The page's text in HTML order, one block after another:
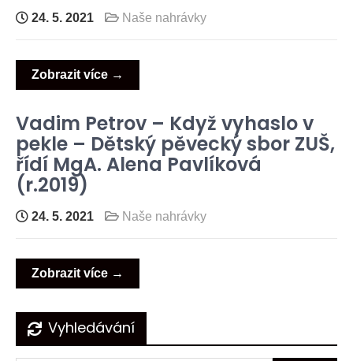
24. 5. 2021 Naše nahrávky
Zobrazit více →
Vadim Petrov – Když vyhaslo v
pekle – Dětský pěvecký sbor ZUŠ,
řídí MgA. Alena Pavlíková
(r.2019)
24. 5. 2021 Naše nahrávky
Zobrazit více →
Navigace
pro
Vyhledávání